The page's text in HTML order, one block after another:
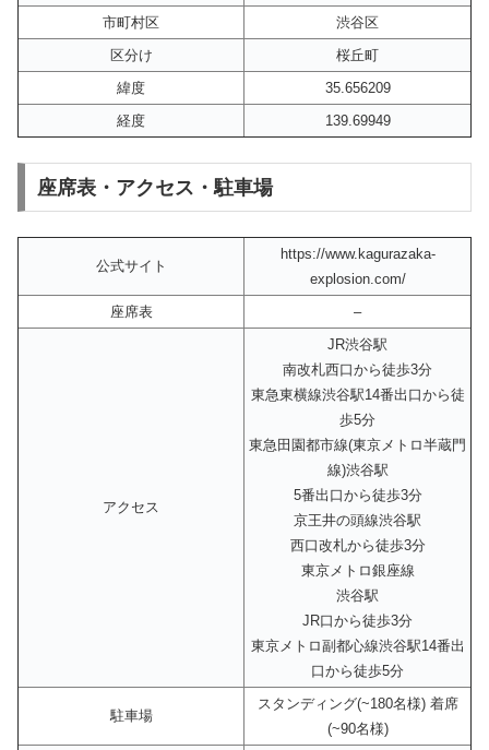
市町村区
渋谷区
区分け
桜丘町
緯度
35.656209
経度
139.69949
座席表・アクセス・駐車場
公式サイト
https://www.kagurazaka-
explosion.com/
座席表
–
アクセス
JR渋谷駅
南改札西口から徒歩3分
東急東横線渋谷駅14番出口から徒
歩5分
東急田園都市線(東京メトロ半蔵門
線)渋谷駅
5番出口から徒歩3分
京王井の頭線渋谷駅
西口改札から徒歩3分
東京メトロ銀座線
渋谷駅
JR口から徒歩3分
東京メトロ副都心線渋谷駅14番出
口から徒歩5分
駐車場
スタンディング(~180名様) 着席
(~90名様)